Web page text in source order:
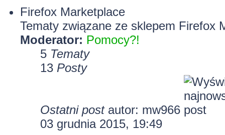
Firefox Marketplace
Tematy związane ze sklepem Firefox
Moderator: Pomocy?!
5 Tematy
13 Posty
Ostatni postautor: mw966
03 grudnia 2015, 19:49